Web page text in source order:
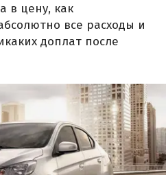
в цену, как
все расходы и
доплат после